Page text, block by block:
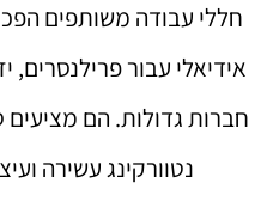
חללי עבודה משותפים
אידיאלי עבור פרילנסרים,
חברות גדולות. הם
נטוורקינג עשירה